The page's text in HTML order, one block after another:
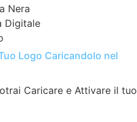
Nera
Digitale
Logo Caricandolo nel
Caricare e Attivare il tuo